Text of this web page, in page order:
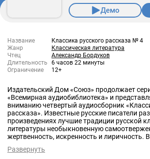
Демо
Название
Классика русского рассказа № 4
Жанр
Классическая литература
Чтец
Александр Бордуков
Длительность
6 часов 22 минуты
Ограничение
12+
Издательский Дом «Союз» продолжает
«Всемирная аудиобиблиотека» и
вниманию четвертый аудиосборник
рассказа». Известные русские писатели
произведениях лучшие традиции русской
литературы необыкновенную
жертвенность, искренность и лиричность.
Михайлович Сомов «Русалка»; Владимир
Развернуть